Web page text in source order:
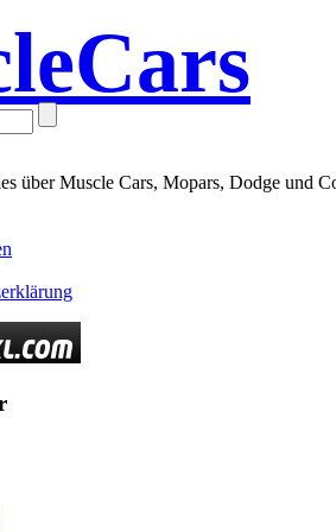
über Muscle Cars, Mopars, Dodge und